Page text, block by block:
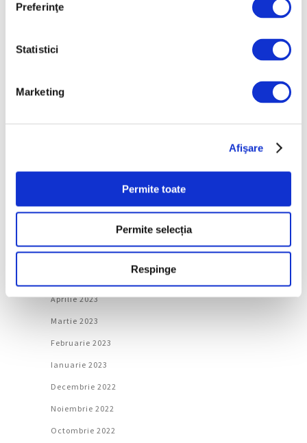
Preferinţe
Statistici
Marketing
Afişare
Permite toate
Permite selecția
Respinge
Mai 2024
August 2023
Iunie 2023
Aprilie 2023
Martie 2023
Februarie 2023
Ianuarie 2023
Decembrie 2022
Noiembrie 2022
Octombrie 2022